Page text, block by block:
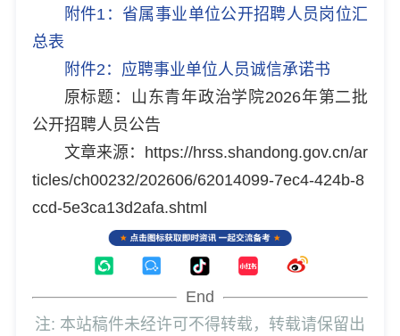
附件1：省属事业单位公开招聘人员岗位汇
总表
附件2：应聘事业单位人员诚信承诺书
原标题：山东青年政治学院2026年第二批
公开招聘人员公告
文章来源：https://hrss.shandong.gov.cn/ar
ticles/ch00232/202606/62014099-7ec4-424b-8
ccd-5e3ca13d2afa.shtml
End
注: 本站稿件未经许可不得转载，转载请保留出